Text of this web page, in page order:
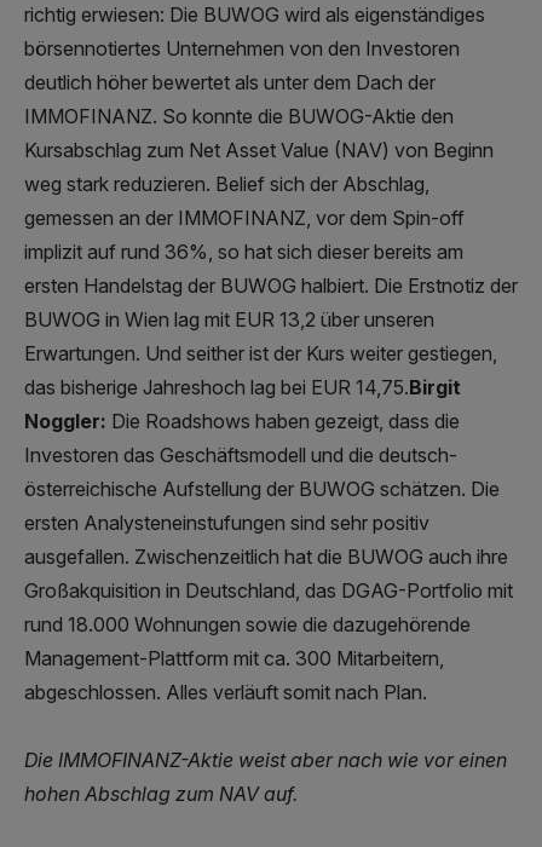
richtig erwiesen: Die BUWOG wird als eigenständiges
börsennotiertes Unternehmen von den Investoren
deutlich höher bewertet als unter dem Dach der
IMMOFINANZ. So konnte die BUWOG-Aktie den
Kursabschlag zum Net Asset Value (NAV) von Beginn
weg stark reduzieren. Belief sich der Abschlag,
gemessen an der IMMOFINANZ, vor dem Spin-off
implizit auf rund 36%, so hat sich dieser bereits am
ersten Handelstag der BUWOG halbiert. Die Erstnotiz der
BUWOG in Wien lag mit EUR 13,2 über unseren
Erwartungen. Und seither ist der Kurs weiter gestiegen,
das bisherige Jahreshoch lag bei EUR 14,75.Birgit
Noggler: Die Roadshows haben gezeigt, dass die
Investoren das Geschäftsmodell und die deutsch-
österreichische Aufstellung der BUWOG schätzen. Die
ersten Analysteneinstufungen sind sehr positiv
ausgefallen. Zwischenzeitlich hat die BUWOG auch ihre
Großakquisition in Deutschland, das DGAG-Portfolio mit
rund 18.000 Wohnungen sowie die dazugehörende
Management-Plattform mit ca. 300 Mitarbeitern,
abgeschlossen. Alles verläuft somit nach Plan.
Die IMMOFINANZ-Aktie weist aber nach wie vor einen
hohen Abschlag zum NAV auf.